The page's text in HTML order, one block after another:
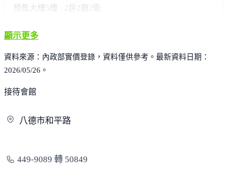
預售大樓5樓 · 2房2廳2衛
顯示更多
資料來源：內政部實價登錄，資料僅供參考。最新資料日期：
2026/05/26。
接待會館
八德市和平路
449-9089 轉 50849